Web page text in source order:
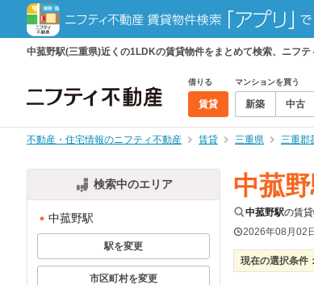
中菰野駅(三重県)近くの1LDKの賃貸物件をまとめて検索、ニフ
借りる
賃貸
マンションを買う
新築 中古
不動産・住宅情報のニフティ不動産 賃貸 三重県 三重郡
検索中のエリア
中菰野駅
駅を変更
市区町村を変更
中菰
中菰野駅の賃
2026年08月02
現在の選択条件：